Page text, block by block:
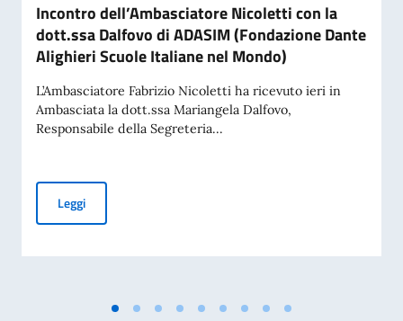
Incontro dell’Ambasciatore Nicoletti con la
dott.ssa Dalfovo di ADASIM (Fondazione Dante
Alighieri Scuole Italiane nel Mondo)
L’Ambasciatore Fabrizio Nicoletti ha ricevuto ieri in
Ambasciata la dott.ssa Mariangela Dalfovo,
Responsabile della Segreteria...
LeggiIncontro dell’Ambasciatore Nicoletti con la dott.ssa